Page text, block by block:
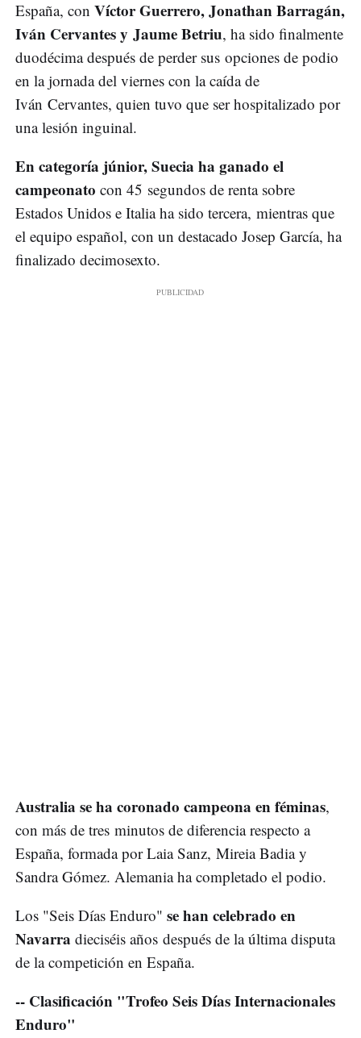
España, con Víctor Guerrero, Jonathan Barragán,
Iván Cervantes y Jaume Betriu, ha sido finalmente
duodécima después de perder sus opciones de podio
en la jornada del viernes con la caída de
Iván Cervantes, quien tuvo que ser hospitalizado por
una lesión inguinal.
En categoría júnior, Suecia ha ganado el
campeonato con 45 segundos de renta sobre
Estados Unidos e Italia ha sido tercera, mientras que
el equipo español, con un destacado Josep García, ha
finalizado decimosexto.
Australia se ha coronado campeona en féminas,
con más de tres minutos de diferencia respecto a
España, formada por Laia Sanz, Mireia Badia y
Sandra Gómez. Alemania ha completado el podio.
Los "Seis Días Enduro" se han celebrado en
Navarra dieciséis años después de la última disputa
de la competición en España.
-- Clasificación "Trofeo Seis Días Internacionales
Enduro"